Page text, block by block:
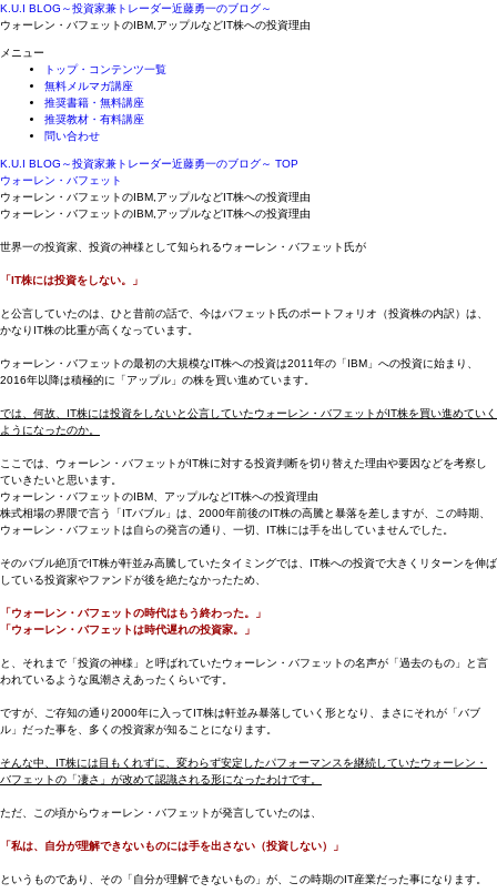
K.U.I BLOG～投資家兼トレーダー近藤勇一のブログ～
ウォーレン・バフェットのIBM,アップルなどIT株への投資理由
メニュー
トップ・コンテンツ一覧
無料メルマガ講座
推奨書籍・無料講座
推奨教材・有料講座
問い合わせ
K.U.I BLOG～投資家兼トレーダー近藤勇一のブログ～ TOP
ウォーレン・バフェット
ウォーレン・バフェットのIBM,アップルなどIT株への投資理由
ウォーレン・バフェットのIBM,アップルなどIT株への投資理由
世界一の投資家、投資の神様として知られるウォーレン・バフェット氏が
「IT株には投資をしない。」
と公言していたのは、ひと昔前の話で、今はバフェット氏のポートフォリオ（投資株の内訳）は、
かなりIT株の比重が高くなっています。
ウォーレン・バフェットの最初の大規模なIT株への投資は2011年の「IBM」への投資に始まり、
2016年以降は積極的に「アップル」の株を買い進めています。
では、何故、IT株には投資をしないと公言していたウォーレン・バフェットがIT株を買い進めていく
ようになったのか。
ここでは、ウォーレン・バフェットがIT株に対する投資判断を切り替えた理由や要因などを考察し
ていきたいと思います。
ウォーレン・バフェットのIBM、アップルなどIT株への投資理由
株式相場の界隈で言う「ITバブル」は、2000年前後のIT株の高騰と暴落を差しますが、この時期、
ウォーレン・バフェットは自らの発言の通り、一切、IT株には手を出していませんでした。
そのバブル絶頂でIT株が軒並み高騰していたタイミングでは、IT株への投資で大きくリターンを伸ば
している投資家やファンドが後を絶たなかったため、
「ウォーレン・バフェットの時代はもう終わった。」
「ウォーレン・バフェットは時代遅れの投資家。」
と、それまで「投資の神様」と呼ばれていたウォーレン・バフェットの名声が「過去のもの」と言
われているような風潮さえあったくらいです。
ですが、ご存知の通り2000年に入ってIT株は軒並み暴落していく形となり、まさにそれが「バブ
ル」だった事を、多くの投資家が知ることになります。
そんな中、IT株には目もくれずに、変わらず安定したパフォーマンスを継続していたウォーレン・
バフェットの「凄さ」が改めて認識される形になったわけです。
ただ、この頃からウォーレン・バフェットが発言していたのは、
「私は、自分が理解できないものには手を出さない（投資しない）」
というものであり、その「自分が理解できないもの」が、この時期のIT産業だった事になります。